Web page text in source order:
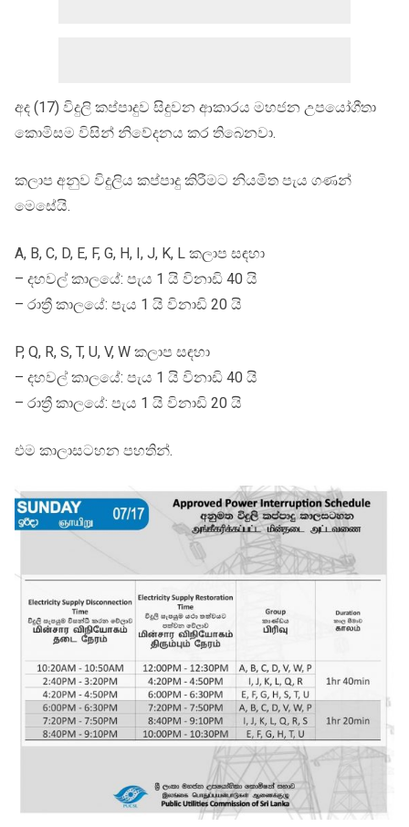
අද (17) විදුලි කප්පාදුව සිදුවන ආකාරය මහජන උපයෝගීතා
කොමිසම විසින් නිවේදනය කර තිබෙනවා.
කලාප අනුව විදුලිය කප්පාදු කිරීමට නියමිත පැය ගණන්
මෙසේයි.
A, B, C, D, E, F, G, H, I, J, K, L කලාප සඳහා
– දහවල් කාලයේ: පැය 1 යි විනාඩි 40 යි
– රාත්‍රී කාලයේ: පැය 1 යි විනාඩි 20 යි
P, Q, R, S, T, U, V, W කලාප සඳහා
– දහවල් කාලයේ: පැය 1 යි විනාඩි 40 යි
– රාත්‍රී කාලයේ: පැය 1 යි විනාඩි 20 යි
එම කාලාසටහන පහතින්.